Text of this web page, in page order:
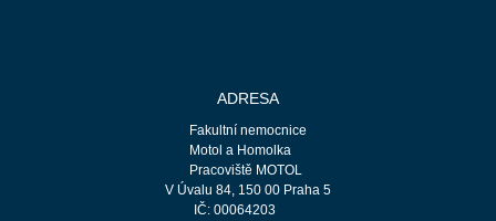
ADRESA
Fakultní nemocnice
Motol a Homolka
Pracoviště MOTOL
V Úvalu 84, 150 00 Praha 5
IČ: 00064203